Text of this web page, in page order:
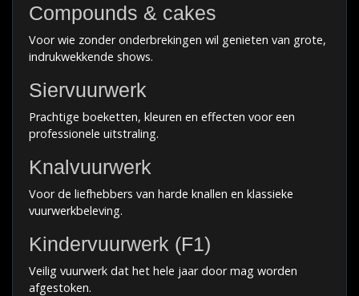
Compounds & cakes
Voor wie zonder onderbrekingen wil genieten van grote,
indrukwekkende shows.
Siervuurwerk
Prachtige boeketten, kleuren en effecten voor een
professionele uitstraling.
Knalvuurwerk
Voor de liefhebbers van harde knallen en klassieke
vuurwerkbeleving.
Kindervuurwerk (F1)
Veilig vuurwerk dat het hele jaar door mag worden
afgestoken.